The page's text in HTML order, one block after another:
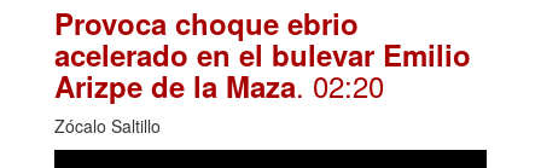
Provoca choque ebrio
acelerado en el bulevar Emilio
Arizpe de la Maza. 02:20
Zócalo Saltillo